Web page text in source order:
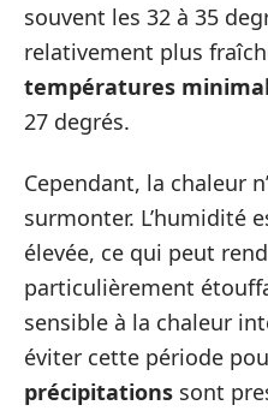
souvent les 32 à 35
relativement plus
températures
27 degrés.
Cependant, la chaleur
surmonter. L’humidité
élevée, ce qui peut
particulièrement
sensible à la chaleur
éviter cette période
précipitations sont